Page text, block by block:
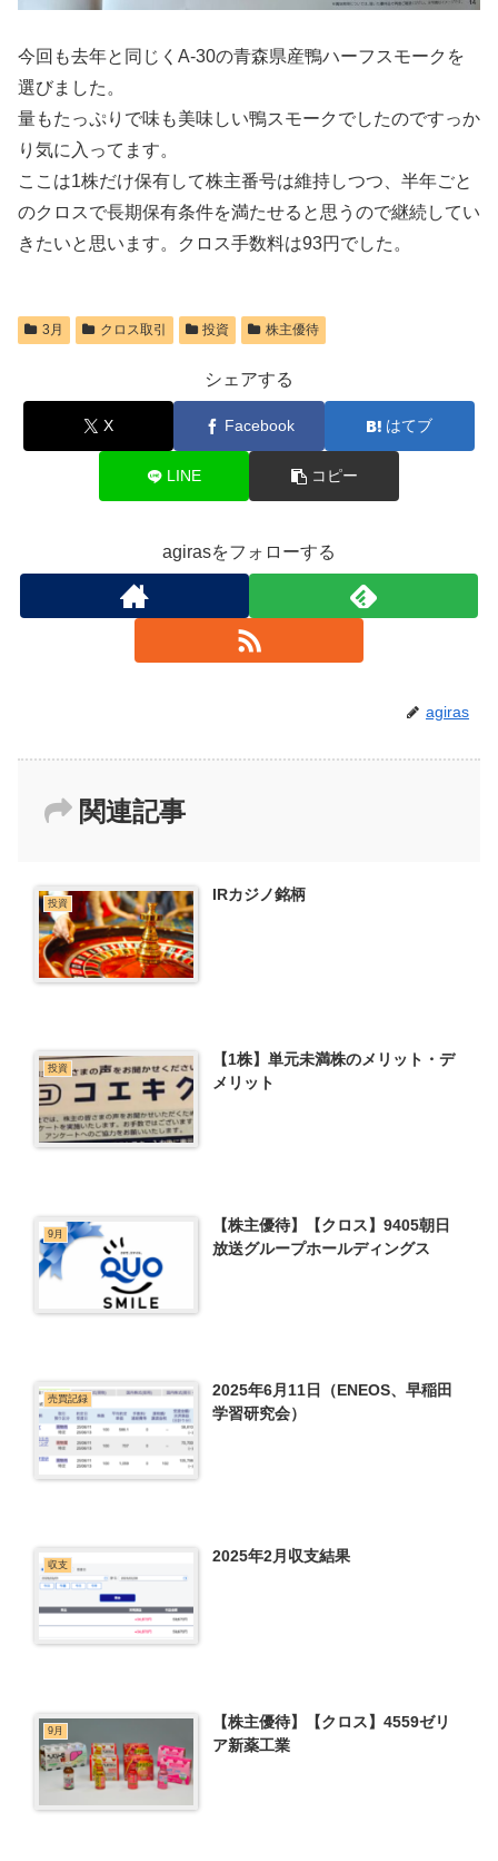
今回も去年と同じくA-30の青森県産鴨ハーフスモークを
選びました。
量もたっぷりで味も美味しい鴨スモークでしたのですっか
り気に入ってます。
ここは1株だけ保有して株主番号は維持しつつ、半年ごと
のクロスで長期保有条件を満たせると思うので継続してい
きたいと思います。クロス手数料は93円でした。
3月 クロス取引 投資 株主優待
シェアする
X Facebook はてブ
LINE コピー
agirasをフォローする
agiras
関連記事
投資 IRカジノ銘柄
投資
【1株】単元未満株のメリット・デ
メリット
9月
【株主優待】【クロス】9405朝日
放送グループホールディングス
売買記録
2025年6月11日（ENEOS、早稲田
学習研究会）
収支 2025年2月収支結果
9月
【株主優待】【クロス】4559ゼリ
ア新薬工業